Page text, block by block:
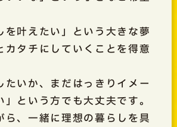
を叶えたい」という大きな夢
カタチにしていくことを得意
たいか、まだはっきりイメー
という方でも大丈夫です。
ら、一緒に理想の暮らしを具